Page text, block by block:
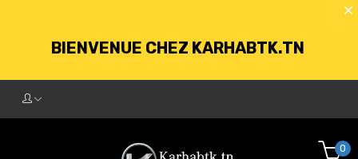
BIENVENUE CHEZ KARHABTK.TN
0